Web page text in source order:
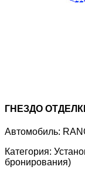
ГНЕЗДО
Автомобиль:
Категория:
бронирования)